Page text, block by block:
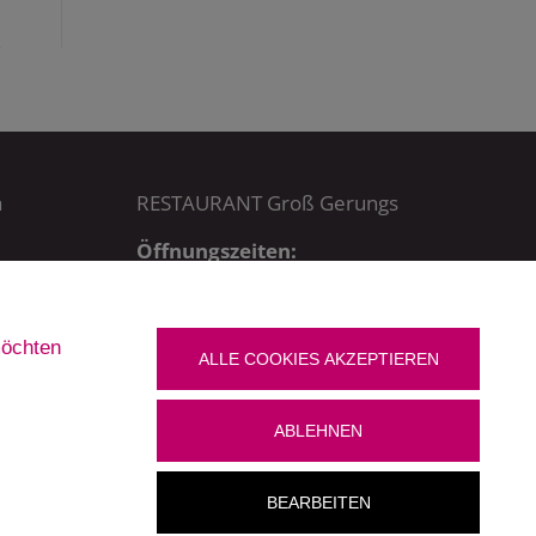
RESTAURANT Groß Gerungs
Öffnungszeiten:
SO bis 21.30 Uhr
Küchenzeiten:
FR + SA: 11 – 21.30 Uhr
ALLE COOKIES AKZEPTIEREN
ABLEHNEN
BEARBEITEN